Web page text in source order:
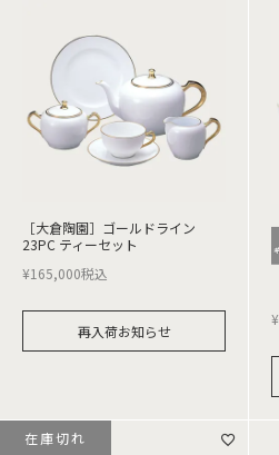
［大倉陶園］ゴールドライン
23PC ティーセット
¥165,000税込
再入荷お知らせ
¥
在庫切れ